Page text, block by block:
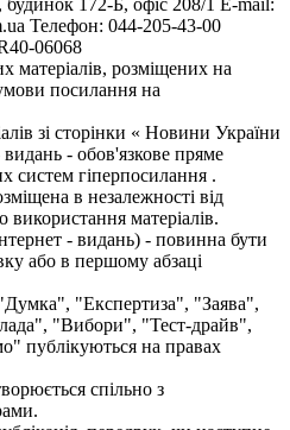
Телефон: 044-205-43-00
06068
матеріалів, розміщених на
посилання на
зі сторінки « Новини України
видань - обов'язкове пряме
систем гіперпосилання .
в незалежності від
використання матеріалів.
- видань) - повинна бути
або в першому абзаці
"Експертиза", "Заява",
"Вибори", "Тест-драйв",
публікуються на правах
спільно з